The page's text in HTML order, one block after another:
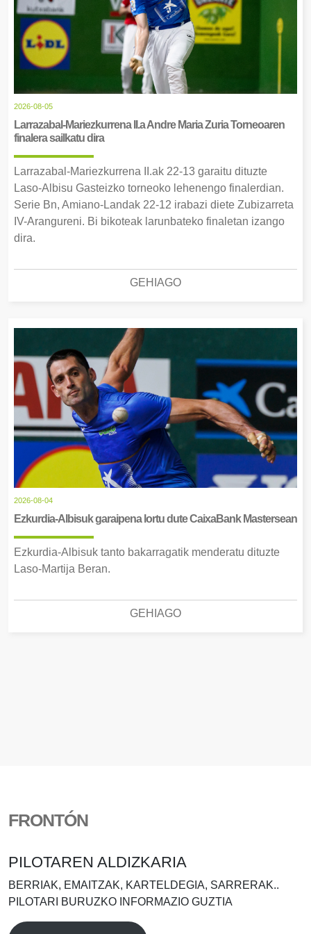
2026-08-05
Larrazabal-Mariezkurrena II.a Andre Maria Zuria Torneoaren
finalera sailkatu dira
Larrazabal-Mariezkurrena II.ak 22-13 garaitu dituzte
Laso-Albisu Gasteizko torneoko lehenengo finalerdian.
Serie Bn, Amiano-Landak 22-12 irabazi diete Zubizarreta
IV-Arangureni. Bi bikoteak larunbateko finaletan izango
dira.
GEHIAGO
2026-08-04
Ezkurdia-Albisuk garaipena lortu dute CaixaBank Mastersean
Ezkurdia-Albisuk tanto bakarragatik menderatu dituzte
Laso-Martija Beran.
GEHIAGO
FRONTÓN
PILOTAREN ALDIZKARIA
BERRIAK, EMAITZAK, KARTELDEGIA, SARRERAK..
PILOTARI BURUZKO INFORMAZIO GUZTIA